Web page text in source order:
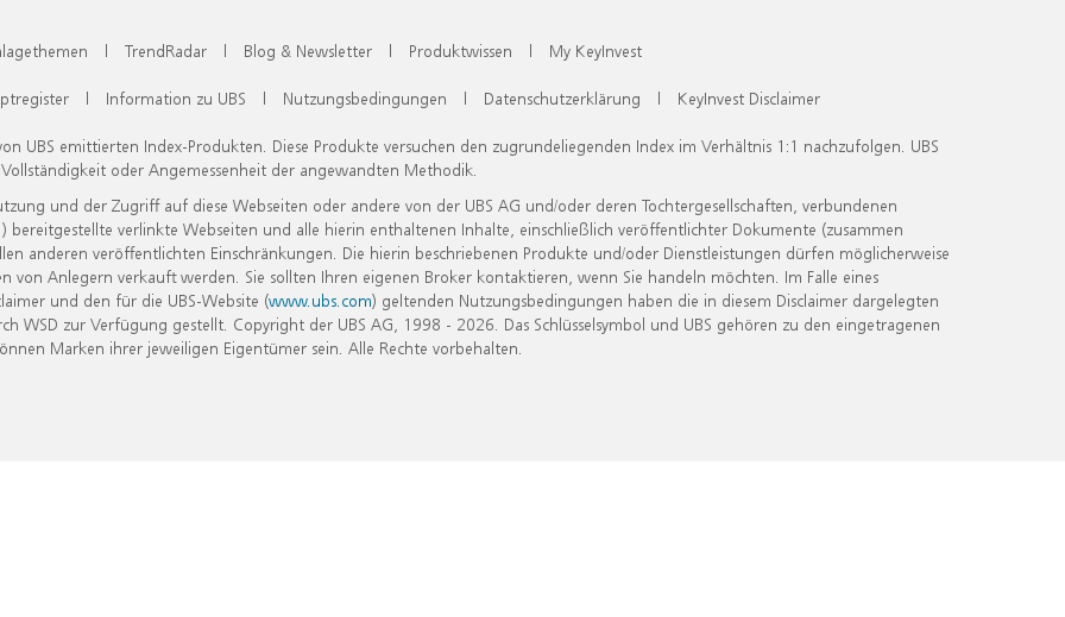
| TrendRadar | Blog & Newsletter | Produktwissen | My KeyInvest
| Information zu UBS | Nutzungsbedingungen | Datenschutzerklärung | KeyInvest Disclaimer
UBS emittierten Index-Produkten. Diese Produkte versuchen den zugrundeliegenden Index im Verhältnis 1:1 nachzufolgen. UBS
oder Angemessenheit der angewandten Methodik.
und der Zugriff auf diese Webseiten oder andere von der UBS AG und/oder deren Tochtergesellschaften, verbundenen
verlinkte Webseiten und alle hierin enthaltenen Inhalte, einschließlich veröffentlichter Dokumente (zusammen
anderen veröffentlichten Einschränkungen. Die hierin beschriebenen Produkte und/oder Dienstleistungen dürfen möglicherweise
Anlegern verkauft werden. Sie sollten Ihren eigenen Broker kontaktieren, wenn Sie handeln möchten. Im Falle eines
und den für die UBS-Website (www.ubs.com) geltenden Nutzungsbedingungen haben die in diesem Disclaimer dargelegten
zur Verfügung gestellt. Copyright der UBS AG, 1998 - 2026. Das Schlüsselsymbol und UBS gehören zu den eingetragenen
Marken ihrer jeweiligen Eigentümer sein. Alle Rechte vorbehalten.